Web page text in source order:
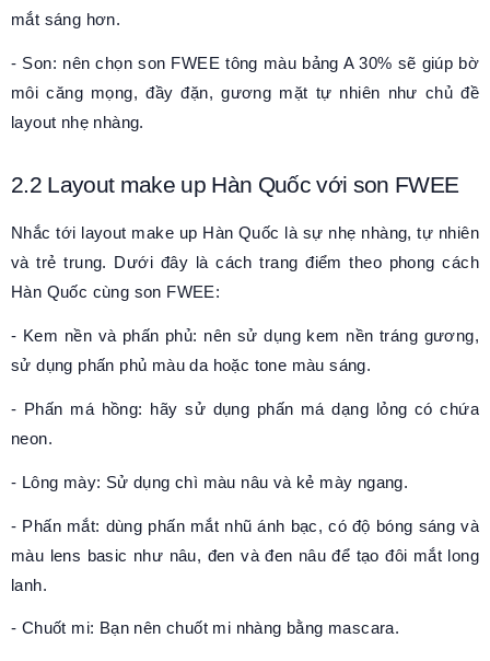
mắt sáng hơn.
- Son: nên chọn son FWEE tông màu bảng A 30% sẽ giúp bờ
môi căng mọng, đầy đặn, gương mặt tự nhiên như chủ đề
layout nhẹ nhàng.
2.2 Layout make up Hàn Quốcvới son FWEE
Nhắc tới layout make up Hàn Quốc là sự nhẹ nhàng, tự nhiên
và trẻ trung. Dưới đây là cách trang điểm theo phong cách
Hàn Quốc cùng son FWEE:
- Kem nền và phấn phủ: nên sử dụng kem nền tráng gương,
sử dụng phấn phủ màu da hoặc tone màu sáng.
- Phấn má hồng: hãy sử dụng phấn má dạng lỏng có chứa
neon.
- Lông mày: Sử dụng chì màu nâu và kẻ mày ngang.
- Phấn mắt: dùng phấn mắt nhũ ánh bạc, có độ bóng sáng và
màu lens basic như nâu, đen và đen nâu để tạo đôi mắt long
lanh.
- Chuốt mi: Bạn nên chuốt mi nhàng bằng mascara.